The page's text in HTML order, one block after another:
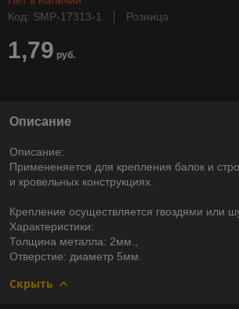
Код: SMP-17313-1
Розница
1,79 руб.
Описание
Описание:
Примененяется для крепления балок и
и кровельных конструкциях.
Крепление осуществляется гвоздями или
Характеристики:
Толщина металла: 2мм.,
Отверстие: диаметр 5мм.
Скрыть